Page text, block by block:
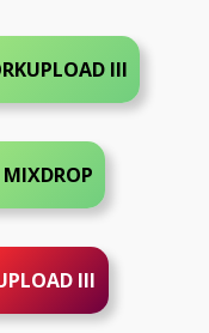
III
III